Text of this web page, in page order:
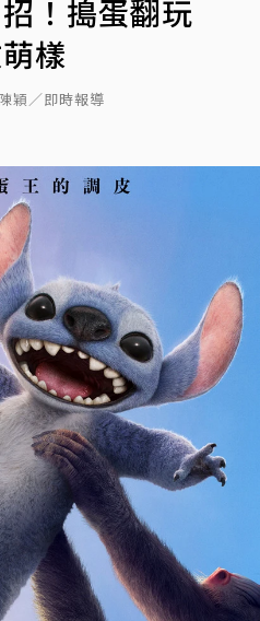
！搗蛋翻玩
樣
穎／即時報導